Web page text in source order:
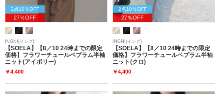
2点10％OFF
27％OFF
INGNI(イング)
【SOELA】【8／10 24時までの限定
価格】フラワーチュールペプラム半袖
ニット(アイボリー)
￥4,400
2点10％OFF
27％OFF
INGNI(イング)
【SOELA】【8／10 24時までの限定
価格】フラワーチュールペプラム半袖
ニット(クロ)
￥4,400